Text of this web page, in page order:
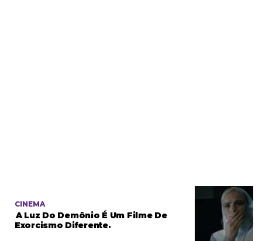
CINEMA
A Luz Do Demônio É Um Filme De
Exorcismo Diferente.